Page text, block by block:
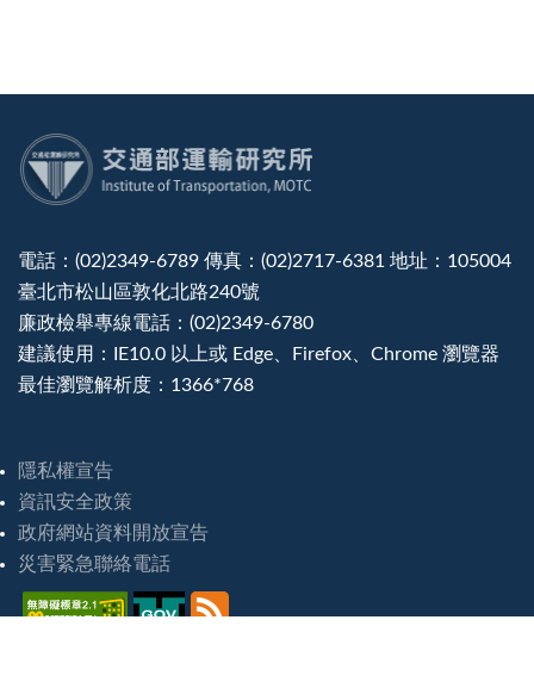
電話：(02)2349-6789 傳真：(02)2717-6381 地址：105004
臺北市松山區敦化北路240號
廉政檢舉專線電話：(02)2349-6780
建議使用：IE10.0 以上或 Edge、Firefox、Chrome 瀏覽器
最佳瀏覽解析度：1366*768
隱私權宣告
資訊安全政策
政府網站資料開放宣告
災害緊急聯絡電話